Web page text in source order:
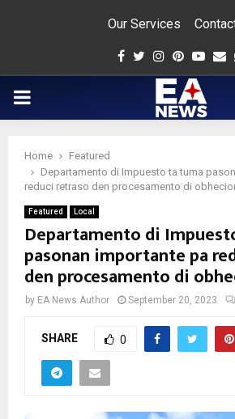
Our Services
Facebook
Twitter
Instagram
Pinterest
PRIMARY
Home
Featured
Departamento di Impuesto ta tuma
reduci retraso den procesamento di
Featured Local
Departamento di
pasonan importante pa
den procesamento di
by EA News Author September 20, 2023
SHARE 0